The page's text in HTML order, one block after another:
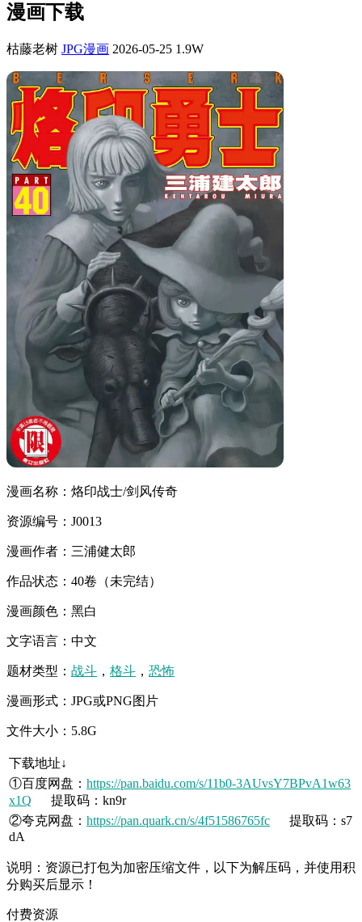
漫画下载
枯藤老树 JPG漫画 2026-05-25 1.9W
漫画名称：烙印战士/剑风传奇
资源编号：J0013
漫画作者：三浦健太郎
作品状态：40卷（未完结）
漫画颜色：黑白
文字语言：中文
题材类型： 战斗 ， 格斗 ， 恐怖
漫画形式：JPG或PNG图片
文件大小：5.8G
下载地址↓
①百度网盘： https://pan.baidu.com/s/11b0-3AUvsY7BPvA1w63
x1Q 提取码：kn9r
②夸克网盘： https://pan.quark.cn/s/4f51586765fc 提取码：s7
dA
说明：资源已打包为加密压缩文件，以下为解压码，并使用积
分购买后显示！
付费资源